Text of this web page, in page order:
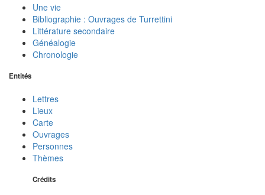
Une vie
Bibliographie : Ouvrages de Turrettini
Littérature secondaire
Généalogie
Chronologie
Entités
Lettres
Lieux
Carte
Ouvrages
Personnes
Thèmes
Crédits